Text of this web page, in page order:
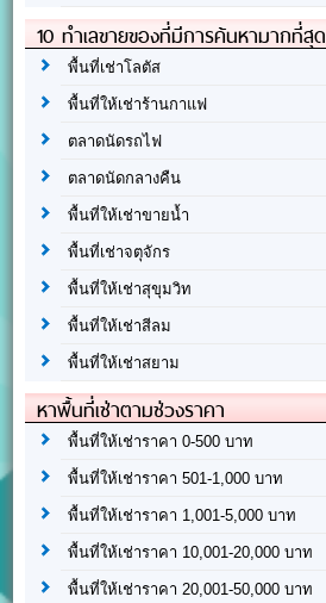
10 ทำเลขายของที่มีการค้นหามากที่สุด
พื้นที่เช่าโลตัส
พื้นที่ให้เช่าร้านกาแฟ
ตลาดนัดรถไฟ
ตลาดนัดกลางคืน
พื้นที่ให้เช่าขายน้ำ
พื้นที่เช่าจตุจักร
พื้นที่ให้เช่าสุขุมวิท
พื้นที่ให้เช่าสีลม
พื้นที่ให้เช่าสยาม
หาพื้นที่เช่าตามช่วงราคา
พื้นที่ให้เช่าราคา 0-500 บาท
พื้นที่ให้เช่าราคา 501-1,000 บาท
พื้นที่ให้เช่าราคา 1,001-5,000 บาท
พื้นที่ให้เช่าราคา 10,001-20,000 บาท
พื้นที่ให้เช่าราคา 20,001-50,000 บาท